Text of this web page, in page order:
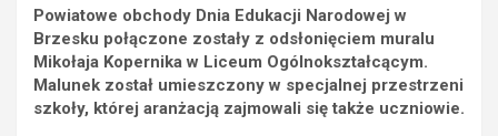
Powiatowe obchody Dnia Edukacji Narodowej w
Brzesku połączone zostały z odsłonięciem muralu
Mikołaja Kopernika w Liceum Ogólnokształcącym.
Malunek został umieszczony w specjalnej przestrzeni
szkoły, której aranżacją zajmowali się także uczniowie.